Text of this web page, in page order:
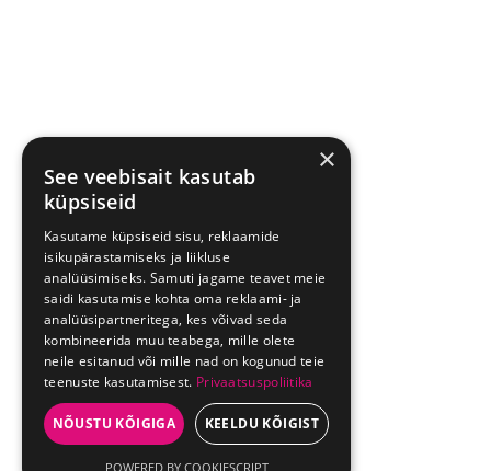
×
See veebisait kasutab
küpsiseid
Kasutame küpsiseid sisu, reklaamide
isikupärastamiseks ja liikluse
analüüsimiseks. Samuti jagame teavet meie
saidi kasutamise kohta oma reklaami- ja
analüüsipartneritega, kes võivad seda
kombineerida muu teabega, mille olete
neile esitanud või mille nad on kogunud teie
teenuste kasutamisest. Privaatsuspoliitika
NÕUSTU KÕIGIGA KEELDU KÕIGIST
POWERED BY COOKIESCRIPT